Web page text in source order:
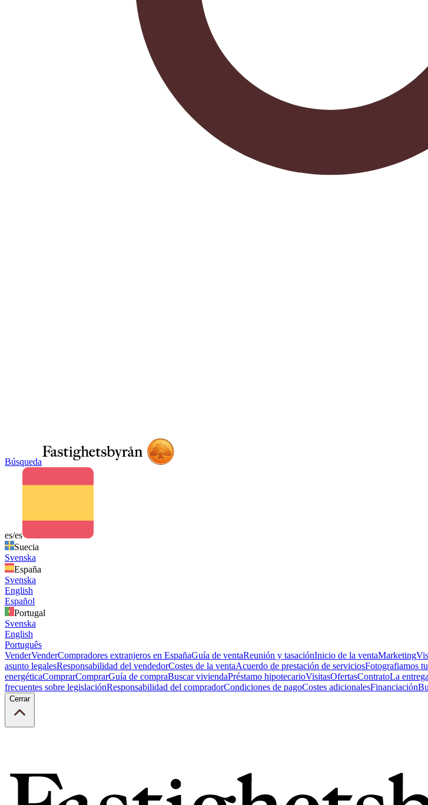
Búsqueda
es/es
Suecia
Svenska
España
Svenska
English
Español
Portugal
Svenska
English
Português
VenderVenderCompradores extranjeros en EspañaGuía de ventaReunión y tasaciónInicio de la ventaMarketing
asunto legalesResponsabilidad del vendedorCostes de la ventaAcuerdo de prestación de serviciosFotografiamos
energéticaComprarComprarGuía de compraBuscar viviendaPréstamo hipotecarioVisitasOfertasContratoLa
frecuentes sobre legislaciónResponsabilidad del compradorCondiciones de pagoCostes adicionalesFinanciación
Cerrar